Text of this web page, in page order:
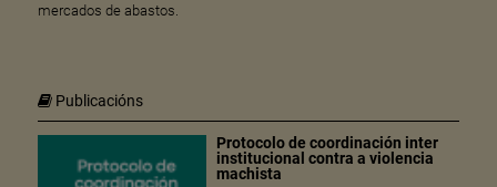
mercados de abastos.
Publicacións
Protocolo de coordinación inter
institucional contra a violencia
machista